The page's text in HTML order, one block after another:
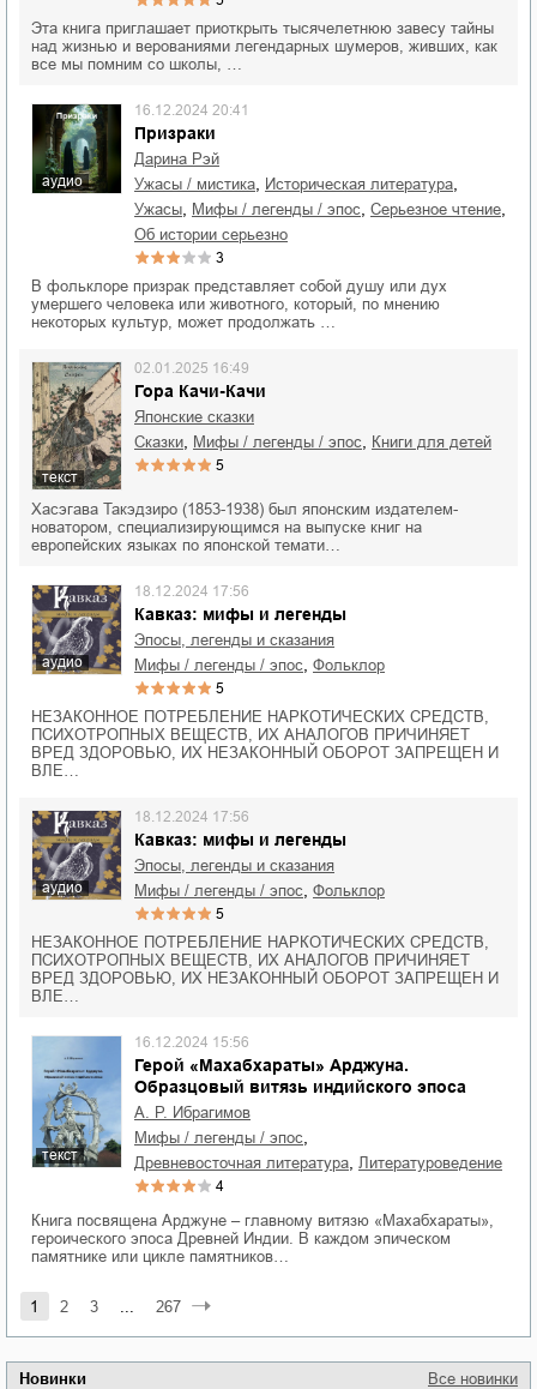
Новинки Все новинки
Эта книга приглашает приоткрыть тысячелетнюю завесу тайны
над жизнью и верованиями легендарных шумеров, живших, как
все мы помним со школы, …
аудио
Призраки
16.12.2024 20:41
Дарина Рэй
ужасы / мистика
историческая литература
ужасы мифы / легенды / эпос серьезное чтение
об истории серьезно
3
В фольклоре призрак представляет собой душу или дух
умершего человека или животного, который, по мнению
некоторых культур, может продолжать …
текст
Гора Качи-Качи
02.01.2025 16:49
Японские сказки
сказки
мифы / легенды / эпос книги для детей
5
Хасэгава Такэдзиро (1853-1938) был японским издателем-
новатором, специализирующимся на выпуске книг на
европейских языках по японской темати…
аудио
Кавказ: мифы и легенды
18.12.2024 17:56
Эпосы, легенды и сказания
мифы / легенды / эпос
фольклор
5
НЕЗАКОННОЕ ПОТРЕБЛЕНИЕ НАРКОТИЧЕСКИХ СРЕДСТВ,
ПСИХОТРОПНЫХ ВЕЩЕСТВ, ИХ АНАЛОГОВ ПРИЧИНЯЕТ
ВРЕД ЗДОРОВЬЮ, ИХ НЕЗАКОННЫЙ ОБОРОТ ЗАПРЕЩЕН И
ВЛЕ…
аудио
Кавказ: мифы и легенды
18.12.2024 17:56
Эпосы, легенды и сказания
мифы / легенды / эпос
фольклор
5
НЕЗАКОННОЕ ПОТРЕБЛЕНИЕ НАРКОТИЧЕСКИХ СРЕДСТВ,
ПСИХОТРОПНЫХ ВЕЩЕСТВ, ИХ АНАЛОГОВ ПРИЧИНЯЕТ
ВРЕД ЗДОРОВЬЮ, ИХ НЕЗАКОННЫЙ ОБОРОТ ЗАПРЕЩЕН И
ВЛЕ…
текст
Герой «Махабхараты» Арджуна.
Образцовый витязь индийского эпоса
16.12.2024 15:56
А. Р. Ибрагимов
мифы / легенды / эпос
древневосточная литература литературоведение
4
Книга посвящена Арджуне – главному витязю «Махабхараты»,
героического эпоса Древней Индии. В каждом эпическом
памятникe или циклe памятников…
1 2 3 267